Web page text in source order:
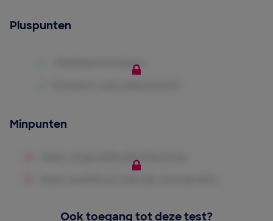
Pluspunten
Minpunten
Ook toegang tot deze test?